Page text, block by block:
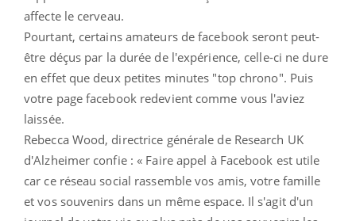
affecte le cerveau.
Pourtant, certains amateurs de facebook seront peut-
être déçus par la durée de l'expérience, celle-ci ne dure
en effet que deux petites minutes "top chrono". Puis
votre page facebook redevient comme vous l'aviez
laissée.
Rebecca Wood, directrice générale de Research UK
d'Alzheimer confie : « Faire appel à Facebook est utile
car ce réseau social rassemble vos amis, votre famille
et vos souvenirs dans un même espace. Il s'agit d'un